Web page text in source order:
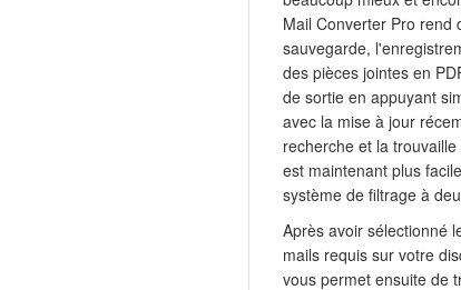
Mail Converter Pro rend
sauvegarde,
des pièces jointes en
de sortie en appuyant
avec la mise à jour
recherche et la
est maintenant plus
système de filtrage à
Après avoir sélectionné
mails requis sur votre
vous permet ensuite de